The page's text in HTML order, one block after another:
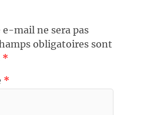
e-mail ne sera pas
obligatoires sont
*
*